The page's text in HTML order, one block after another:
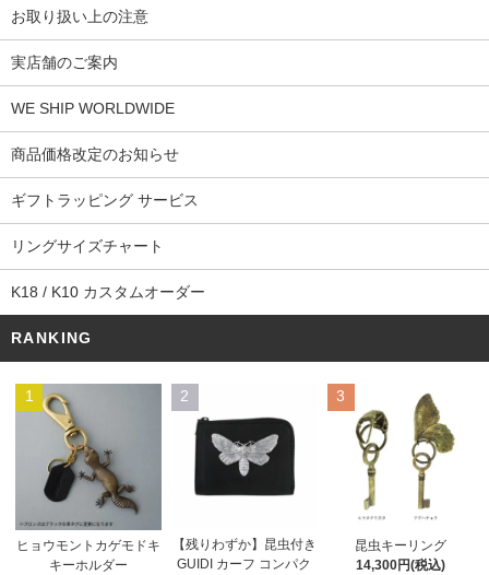
お取り扱い上の注意
実店舗のご案内
WE SHIP WORLDWIDE
商品価格改定のお知らせ
ギフトラッピング サービス
リングサイズチャート
K18 / K10 カスタムオーダー
RANKING
1
ヒョウモントカゲモドキ
キーホルダー
2
【残りわずか】昆虫付き
GUIDI カーフ コンパク
3
昆虫キーリング
14,300円(税込)